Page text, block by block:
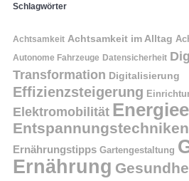
Schlagwörter
Achtsamkeit Achtsamkeit im Alltag
Autonome Fahrzeuge Datensicherheit
Transformation Digitalisierung
Effizienzsteigerung
Elektromobilität
Entspannungstechniken
Ernährungstipps Gartengestaltung
Ernährung